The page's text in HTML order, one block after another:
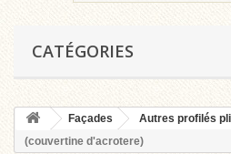
CATÉGORIES
Façades Autres profilés
(couvertine d'acrotere)